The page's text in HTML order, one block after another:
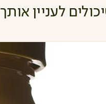
לעניין אותך